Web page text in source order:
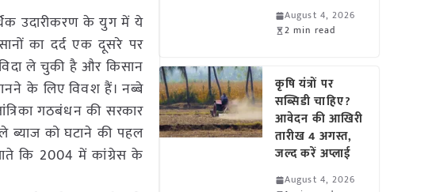
उदारीकरण के युग में ये
का दर्द एक दूसरे पर
ले चुकी है और किसान
के लिए विवश हैं। नब्बे
गठबंधन की सरकार
ब्याज को घटाने की पहल
कि 2004 में कांग्रेस के
August 4, 2026
2 min read
कृषि यंत्रों पर
सब्सिडी चाहिए?
आवेदन की आखिरी
तारीख 4 अगस्त,
जल्द करें अप्लाई
August 4, 2026